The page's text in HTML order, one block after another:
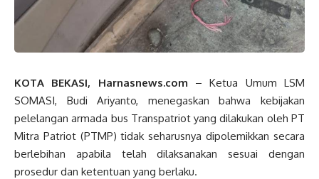
KOTA BEKASI, Harnasnews.com – Ketua Umum LSM
SOMASI, Budi Ariyanto, menegaskan bahwa kebijakan
pelelangan armada bus Transpatriot yang dilakukan oleh PT
Mitra Patriot (PTMP) tidak seharusnya dipolemikkan secara
berlebihan apabila telah dilaksanakan sesuai dengan
prosedur dan ketentuan yang berlaku.